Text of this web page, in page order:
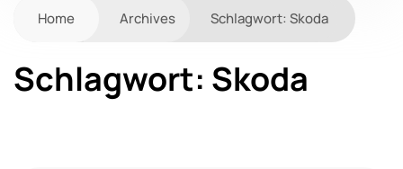
Home Archives Schlagwort: Skoda
Schlagwort: Skoda